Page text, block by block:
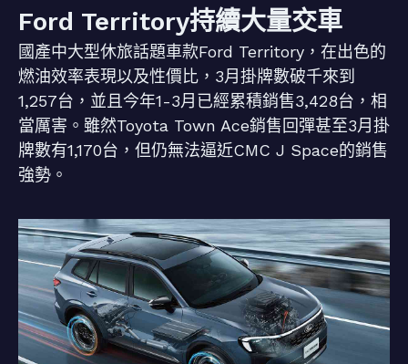
Ford Territory持續大量交車
國產中大型休旅話題車款Ford Territory，在出色的
燃油效率表現以及性價比，3月掛牌數破千來到
1,257台，並且今年1-3月已經累積銷售3,428台，相
當厲害。雖然Toyota Town Ace銷售回彈甚至3月掛
牌數有1,170台，但仍無法逼近CMC J Space的銷售
強勢。